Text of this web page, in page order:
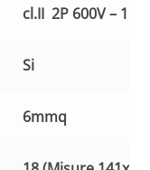
cl.II 2P 600V – 15
Si
6mmq